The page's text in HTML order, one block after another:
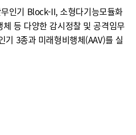
인기 Block-II, 소형다기능모듈화
등 다양한 감시정찰 및 공격임무
기 3종과 미래형비행체(AAV)를 실